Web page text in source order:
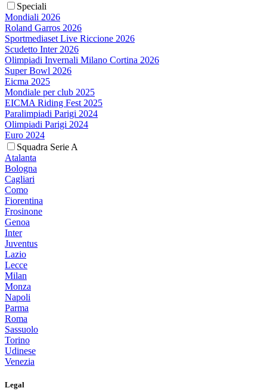
Speciali
Mondiali 2026
Roland Garros 2026
Sportmediaset Live Riccione 2026
Scudetto Inter 2026
Olimpiadi Invernali Milano Cortina 2026
Super Bowl 2026
Eicma 2025
Mondiale per club 2025
EICMA Riding Fest 2025
Paralimpiadi Parigi 2024
Olimpiadi Parigi 2024
Euro 2024
Squadra Serie A
Atalanta
Bologna
Cagliari
Como
Fiorentina
Frosinone
Genoa
Inter
Juventus
Lazio
Lecce
Milan
Monza
Napoli
Parma
Roma
Sassuolo
Torino
Udinese
Venezia
Legal